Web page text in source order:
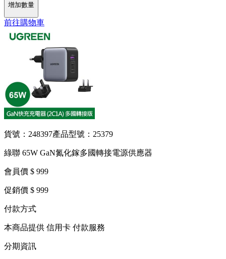
增加數量
前往購物車
貨號：248397產品型號：25379
綠聯 65W GaN氮化鎵多國轉接電源供應器
會員價 $ 999
促銷價 $ 999
付款方式
本商品提供 信用卡 付款服務
分期資訊